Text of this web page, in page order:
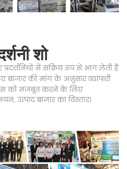
शो
में सक्रिय रूप से भाग लेती है
बाजार की मांग के अनुसारव्यापारी
को मजबूत करने के लिए
उत्पाद बाजार का विस्तार।